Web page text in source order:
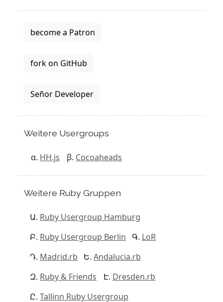
become a Patron
fork on GitHub
Señor Developer
Weitere Usergroups
HH.js Cocoaheads
Weitere Ruby Gruppen
Ruby Usergroup Hamburg
Ruby Usergroup Berlin
LoR
Madrid.rb
Andalucia.rb
Ruby & Friends
Dresden.rb
Tallinn Ruby Usergroup